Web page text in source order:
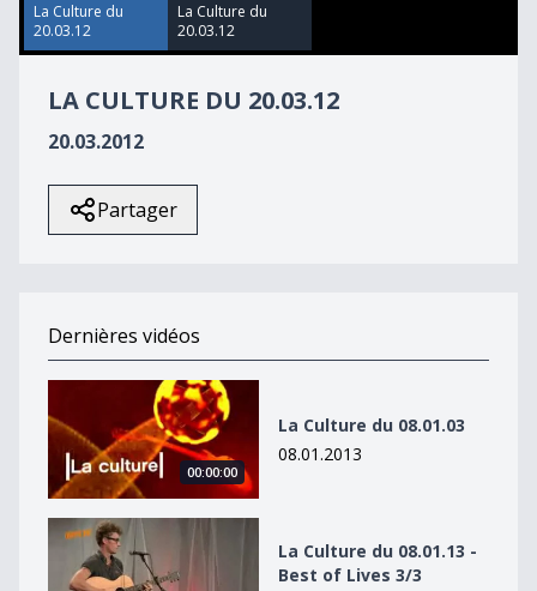
seconds
La Culture du
20.03.12
La Culture du
20.03.12
LA CULTURE DU 20.03.12
20.03.2012
Partager
Dernières vidéos
La Culture du 08.01.03
00:00:00
La Culture du 08.01.03
08.01.2013
La Culture du 08.01.13 - Best of Lives 3/3
La Culture du 08.01.13 -
Best of Lives 3/3